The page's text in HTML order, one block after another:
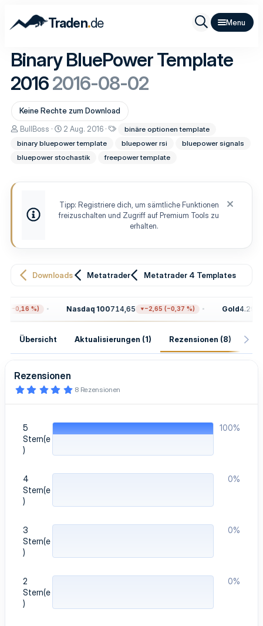
Traden.de
Binary BluePower Template
20162016-08-02
Keine Rechte zum Download
A
t
o
BullBoss
D
t
u
r
t
e
n
2 Aug. 2016
l
w
r
t
e
binäre optionen template
binary bluepower template
bluepower rsi
bluepower signals
bluepower stochastik
freepower template
Tipp: Registriere dich, um sämtliche Funktionen
freizuschalten und Zugriff auf Premium Tools zu
erhalten.
Downloads Metatrader Metatrader 4 Templates
(−0,16 %) Nasdaq 100714,65 −2,65 (−0,37 %) Gold
Übersicht Aktualisierungen (1) Rezensionen (8)
Rezensionen
5
0
S
t
n
e
8 Rezensionen
5
Stern(e
)
100%
4
Stern(e
)
0%
3
Stern(e
)
0%
2
Stern(e
)
0%